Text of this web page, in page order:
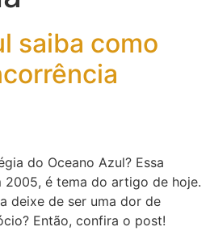
saiba como
do Oceano Azul? Essa
2005, é tema do artigo de hoje.
deixe de ser uma dor de
Então, confira o post!